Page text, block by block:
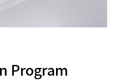
Program